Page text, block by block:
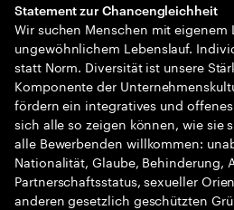
Statement zur Chancengleichheit
Wir suchen Menschen mit eigenem
ungewöhnlichem Lebenslauf.
statt Norm. Diversität ist unsere
Komponente der
fördern ein integratives und
sich alle so zeigen können, wie sie
alle Bewerbenden willkommen:
Nationalität, Glaube, Behinderung,
Partnerschaftsstatus, sexueller
anderen gesetzlich geschützten